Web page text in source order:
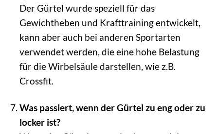
Der Gürtel wurde speziell für das
Gewichtheben und Krafttraining entwickelt,
kann aber auch bei anderen Sportarten
verwendet werden, die eine hohe Belastung
für die Wirbelsäule darstellen, wie z.B.
Crossfit.
Was passiert, wenn der Gürtel zu eng oder zu
locker ist?